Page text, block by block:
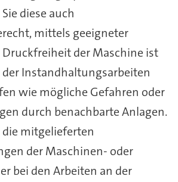
diese auch
mittels geeigneter
Druckfreiheit der Maschine ist
Instandhaltungsarbeiten
wie mögliche Gefahren oder
durch benachbarte Anlagen.
die mitgelieferten
der Maschinen- oder
bei den Arbeiten an der